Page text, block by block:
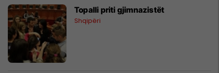
Topalli priti gjimnazistët
Shqipëri